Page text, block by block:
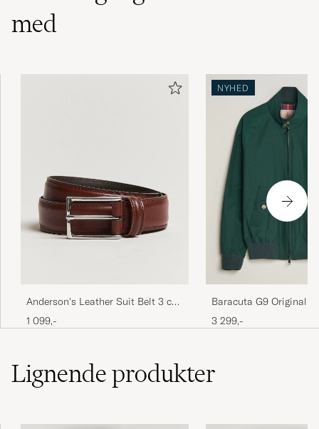
med
Anderson's Leather Suit Belt 3 cm
Brown
1 099,-
NYHED
Baracuta G9 Original
Jacket Racing Green
3 299,-
Lignendeprodukter